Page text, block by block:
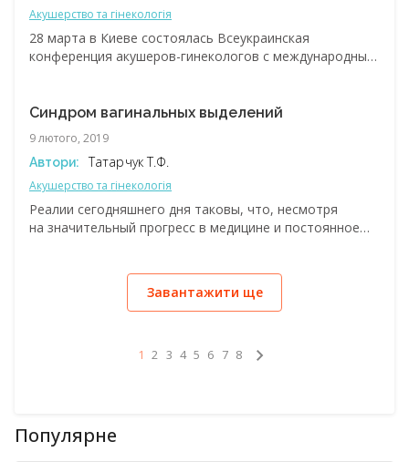
Акушерство та гінекологія
28 марта в Киеве состоялась Всеукраинская
конференция акушеров-гинекологов с международным
вопросы, касающиеся новых подходов к лечению
конфликта, а также качества жизни женщин с такими
проблемами.
Синдром вагинальных выделений
9 лютого, 2019
Автори: Татарчук Т.Ф.
Акушерство та гінекологія
Реалии сегодняшнего дня таковы, что, несмотря
на значительный прогресс в медицине и постоянное
половой сферы все же удерживают лидирующие
позиции в статистике заболеваемости не только
исследований и публикаций.
Завантажити ще
1 2 3 4 5 6 7 8
Популярне